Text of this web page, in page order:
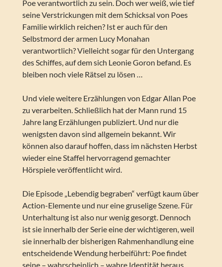
Poe verantwortlich zu sein. Doch wer weiß, wie tief
seine Verstrickungen mit dem Schicksal von Poes
Familie wirklich reichen? Ist er auch für den
Selbstmord der armen Lucy Monahan
verantwortlich? Vielleicht sogar für den Untergang
des Schiffes, auf dem sich Leonie Goron befand. Es
bleiben noch viele Rätsel zu lösen …
Und viele weitere Erzählungen von Edgar Allan Poe
zu verarbeiten. Schließlich hat der Mann rund 15
Jahre lang Erzählungen publiziert. Und nur die
wenigsten davon sind allgemein bekannt. Wir
können also darauf hoffen, dass im nächsten Herbst
wieder eine Staffel hervorragend gemachter
Hörspiele veröffentlicht wird.
Die Episode „Lebendig begraben“ verfügt kaum über
Action-Elemente und nur eine gruselige Szene. Für
Unterhaltung ist also nur wenig gesorgt. Dennoch
ist sie innerhalb der Serie eine der wichtigeren, weil
sie innerhalb der bisherigen Rahmenhandlung eine
entscheidende Wendung herbeiführt: Poe findet
seine – wahrscheinlich – wahre Identität heraus,